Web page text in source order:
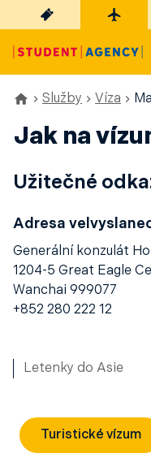
Služby Víza
Jak na
Užitečné
Adresa
Generální konzulát
1204-5 Great Eagle
Wanchai 999077
+852 280 222 12
Letenky do Asie
Turistické vízum